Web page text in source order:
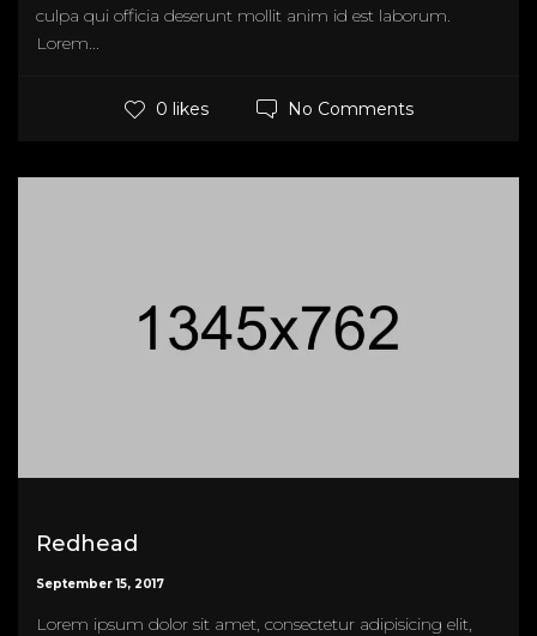
culpa qui officia deserunt mollit anim id est laborum.
Lorem...
0 likes No Comments
Redhead
September 15, 2017
Lorem ipsum dolor sit amet, consectetur adipisicing elit,